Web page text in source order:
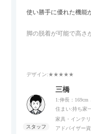
使い勝手に優れた機能
脚の脱着が可能で高さ
また、補助テーブルと
内部にもプリンターな
でテレビ台以外にもオ
サイドボードとして多
また、扉は横方向への
デザイン:★★★★★
三橋
1:伸長：169cm
住まい:持ち家
家具・インテ
アドバイザー